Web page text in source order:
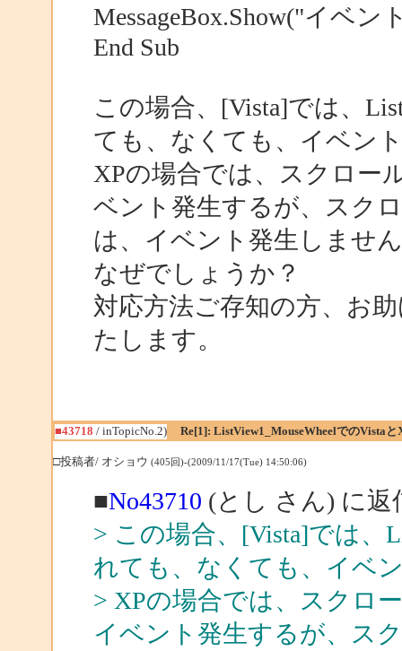
MessageBox.Show("イベン
End Sub
この場合、[Vista]では、
ても、なくても、イベン
XPの場合では、スクロー
ベント発生するが、スク
は、イベント発生しませ
なぜでしょうか？
対応方法ご存知の方、お
たします。
■43718 / inTopicNo.2) Re[1]: ListView1_MouseWheelでのVistaと
□投稿者/ オショウ (405回)-(2009/11/17(Tue) 14:50:06)
■No43710 (とし さん) に返
> この場合、[Vista]では、
れても、なくても、イベ
> XPの場合では、スクロ
イベント発生するが、ス